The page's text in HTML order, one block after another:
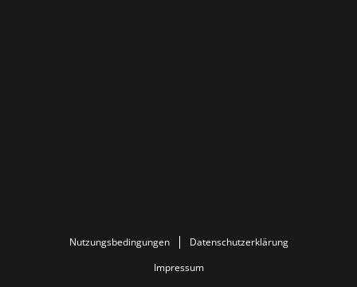
Nutzungsbedingungen
Datenschutzerklärung
Impressum